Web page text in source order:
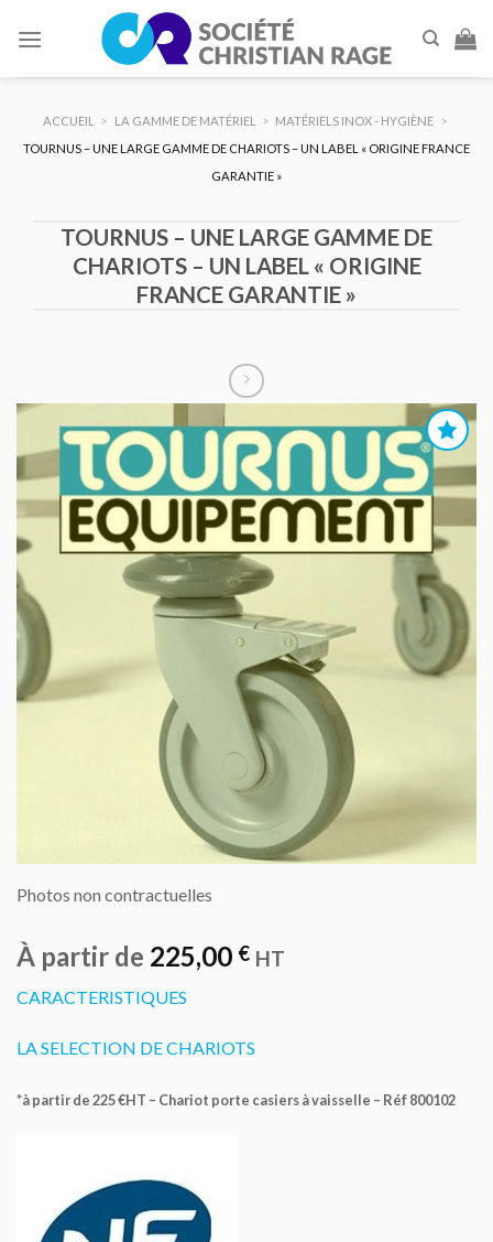
ACCUEIL > LA GAMME DE MATÉRIEL > MATÉRIELS INOX - HYGIÈNE
>
TOURNUS – UNE LARGE GAMME DE CHARIOTS – UN LABEL « ORIGINE FRANCE
GARANTIE »
TOURNUS – UNE LARGE GAMME DE
CHARIOTS – UN LABEL « ORIGINE
FRANCE GARANTIE »
AJOUTER
AU DEVIS
Photos non contractuelles
À partir de 225,00 € HT
CARACTERISTIQUES
LA SELECTION DE CHARIOTS
*à partir de 225 €HT – Chariot porte casiers à vaisselle – Réf 800102